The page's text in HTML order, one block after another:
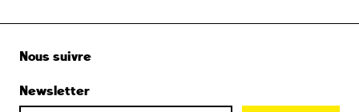
Nous suivre
Newsletter